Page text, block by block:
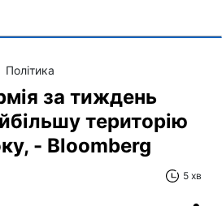
Політика
за тиждень
територію
- Bloomberg
5 хв